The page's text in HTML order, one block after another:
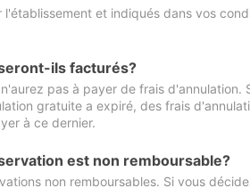
et indiqués dans vos
ils facturés?
pas à payer de frais d'annulation.
gratuite a expiré, des frais
à ce dernier.
est non remboursable?
non remboursables. Si vous